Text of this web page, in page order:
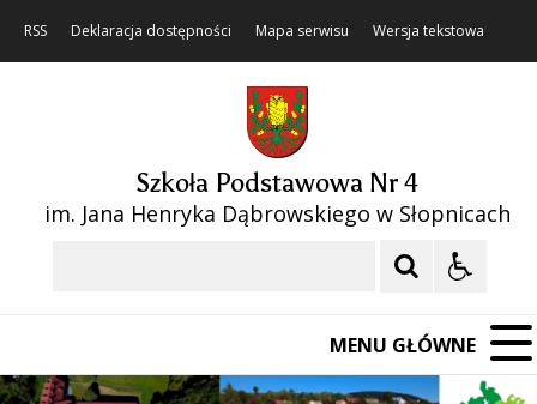
RSS Deklaracja dostępności Mapa serwisu Wersja tekstowa
Szkoła Podstawowa Nr 4
im. Jana Henryka Dąbrowskiego w Słopnicach
MENU GŁÓWNE